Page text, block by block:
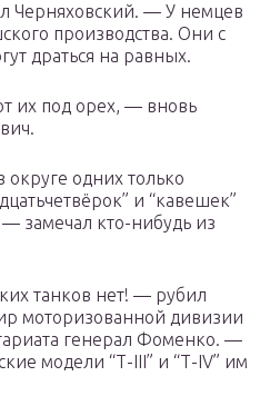
— У немцев
производства. Они с
драться на равных.
их под орех, — вновь
одних только
и “кавешек”
замечал кто-нибудь из
танков нет! — рубил
моторизованной дивизии
генерал Фоменко. —
модели “Т-III” и “Т-IV” им